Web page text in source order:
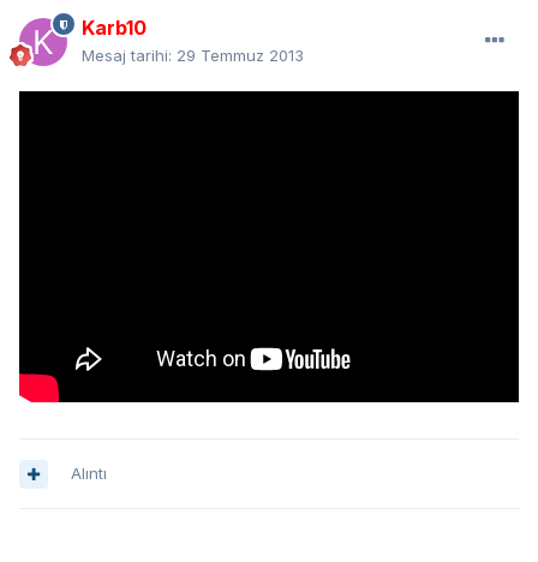
Karb10
Mesaj tarihi: 29 Temmuz 2013
Alıntı